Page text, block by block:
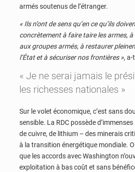
armés soutenus de l’étranger.
« Ils n’ont de sens qu’en ce qu’ils
concrètement à faire taire les armes,
aux groupes armés, à restaurer
l’État et à sécuriser nos frontières », a-
« Je ne serai jamais le
les richesses nationales »
Sur le volet économique, c’est sans
sensible. La RDC possède
de cuivre, de lithium – des minerais
à la transition énergétique mondiale.
que les accords avec Washington
exploitation à bas coût et sans